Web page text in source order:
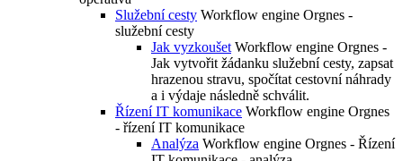
Služební cesty Workflow engine Orgnes -
služební cesty
Jak vyzkoušet Workflow engine Orgnes -
Jak vytvořit žádanku služební cesty, zapsat
hrazenou stravu, spočítat cestovní náhrady
a i výdaje následně schválit.
Řízení IT komunikace Workflow engine Orgnes
- řízení IT komunikace
Analýza Workflow engine Orgnes - Řízení